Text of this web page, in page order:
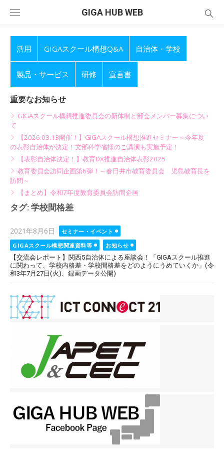
GIGA HUB WEB
活用 GIGAスクール構想Q&A 自治体・学校
製品・サービス 研修 宣言書
重要なお知らせ
GIGAスクール構想推進委員会の新体制と部会メンバー募集につい
て
【2026.03.13開催！】GIGAスクール構想推進セミナー～今年度
の表彰自治体が決定！文部科学省様のご講演も実施予定！
【表彰自治体決定！】教育DX推進自治体表彰2025
教育委員会訪問企画第6弾！～春日井市教育委員会 児島教育長を
訪問～
【まとめ】令和7年度教育委員会訪問企画
タグ: 学校間格差
Posted
on
2021年8月6日
セミナー・イベント
GIGAスクール構想関連資料等
お知らせ
【交流会レポート】関西5自治体による座談会！「GIGAスクール推進
に関わって、学校内格差・学校間格差をどのようにうめていくか」(令
和3年7月27日(火)、録画データ公開)